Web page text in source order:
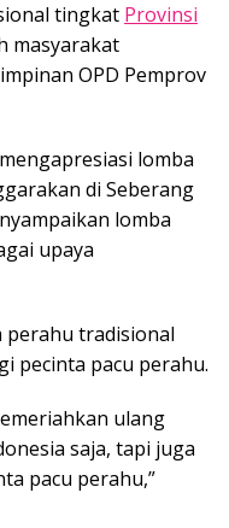
tingkat Provinsi
masyarakat
OPD Pemprov
lomba
di Seberang
lomba
upaya
perahu tradisional
pecinta pacu perahu.
ulang
saja, tapi juga
pacu perahu,”